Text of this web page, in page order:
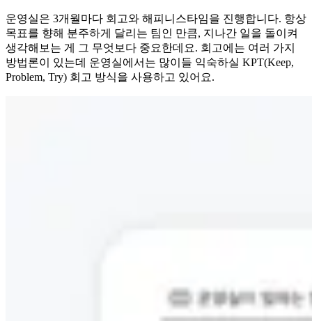
운영실은 3개월마다 회고와 해피니스타임을 진행합니다. 항상
목표를 향해 분주하게 달리는 팀인 만큼, 지나간 일을 돌이켜
생각해보는 게 그 무엇보다 중요한데요. 회고에는 여러 가지
방법론이 있는데 운영실에서는 많이들 익숙하실 KPT(Keep,
Problem, Try) 회고 방식을 사용하고 있어요.